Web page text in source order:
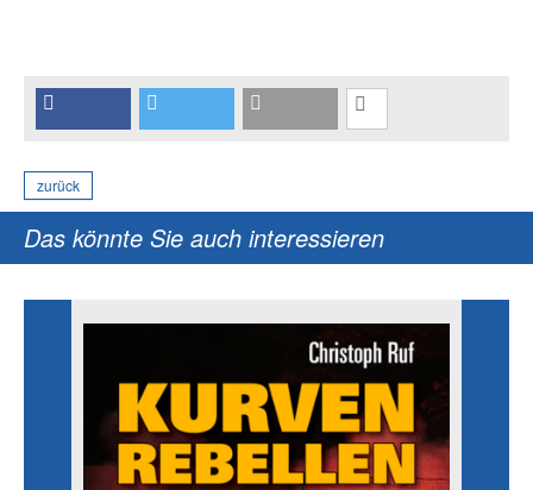
zurück
Das könnte Sie auch interessieren